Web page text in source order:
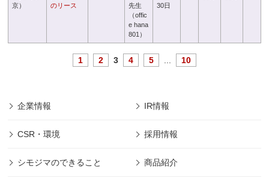
京）
のリース
先生
（offic
e hana
801）
30日
1 2 3 4 5 10
企業情報 IR情報
CSR・環境 採用情報
シモジマのできること 商品紹介